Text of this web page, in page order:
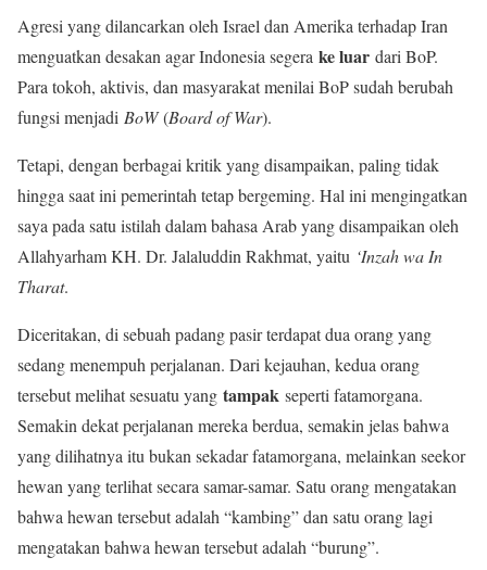
Agresi yang dilancarkan oleh Israel dan Amerika terhadap Iran
menguatkan desakan agar Indonesia segera ke luar dari BoP.
Para tokoh, aktivis, dan masyarakat menilai BoP sudah berubah
fungsi menjadi BoW(Board of War).
Tetapi, dengan berbagai kritik yang disampaikan, paling tidak
hingga saat ini pemerintah tetap bergeming. Hal ini mengingatkan
saya pada satu istilah dalam bahasa Arab yang disampaikan oleh
Allahyarham KH. Dr. Jalaluddin Rakhmat, yaitu ‘Inzah wa In
Tharat.
Diceritakan, di sebuah padang pasir terdapat dua orang yang
sedang menempuh perjalanan. Dari kejauhan, kedua orang
tersebut melihat sesuatu yang tampak seperti fatamorgana.
Semakin dekat perjalanan mereka berdua, semakin jelas bahwa
yang dilihatnya itu bukan sekadar fatamorgana, melainkan seekor
hewan yang terlihat secara samar-samar. Satu orang mengatakan
bahwa hewan tersebut adalah “kambing” dan satu orang lagi
mengatakan bahwa hewan tersebut adalah “burung”.